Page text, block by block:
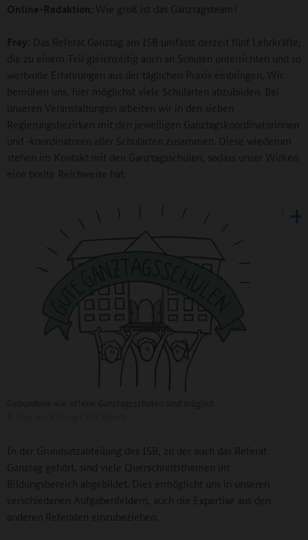
Online-Redaktion: Wie groß ist das Ganztagsteam?
Frey: Das Referat Ganztag am ISB umfasst derzeit fünf Lehrkräfte,
die zu einem Teil gleichzeitig auch an Schulen unterrichten und so
wertvolle Erfahrungen aus der täglichen Praxis einbringen. Wir
bemühen uns, hier möglichst viele Schularten abzubilden. Bei
unseren Veranstaltungen arbeiten wir in den sieben
Regierungsbezirken mit den jeweiligen Ganztagskoordinatorinnen
und ‑koordinatoren aller Schularten zusammen. Diese wiederum
stehen im Kontakt mit den Ganztagsschulen, sodass unser Wirken
eine breite Reichweite hat.
In der Grundsatzabteilung des ISB, zu der auch das Referat
Ganztag gehört, sind viele Querschnittsthemen im
Bildungsbereich abgebildet. Dies ermöglicht uns in unseren
verschiedenen Aufgabenfeldern, auch die Expertise aus den
anderen Referaten einzubeziehen.